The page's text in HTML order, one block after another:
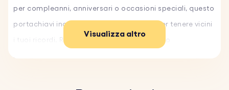
per compleanni, anniversari o occasioni speciali, questo
portachiavi inciso è un bellissimo modo per tenere vicini
i tuoi ricordi. Realizzato in resistente acciaio
inossidabile, garantisce un ricordo duraturo.
Visualizza altro